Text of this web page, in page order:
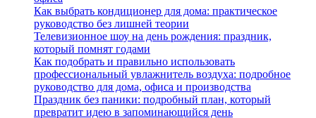
Как выбрать кондиционер для дома: практическое
руководство без лишней теории
Телевизионное шоу на день рождения: праздник,
который помнят годами
Как подобрать и правильно использовать
профессиональный увлажнитель воздуха: подробное
руководство для дома, офиса и производства
Праздник без паники: подробный план, который
превратит идею в запоминающийся день